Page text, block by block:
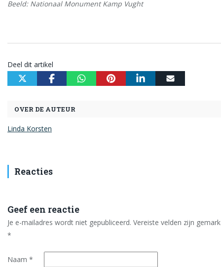
Beeld: Nationaal Monument Kamp Vught
Deel dit artikel
OVER DE AUTEUR
Linda Korsten
Reacties
Geef een reactie
Je e-mailadres wordt niet gepubliceerd. Vereiste velden zijn
*
Naam *